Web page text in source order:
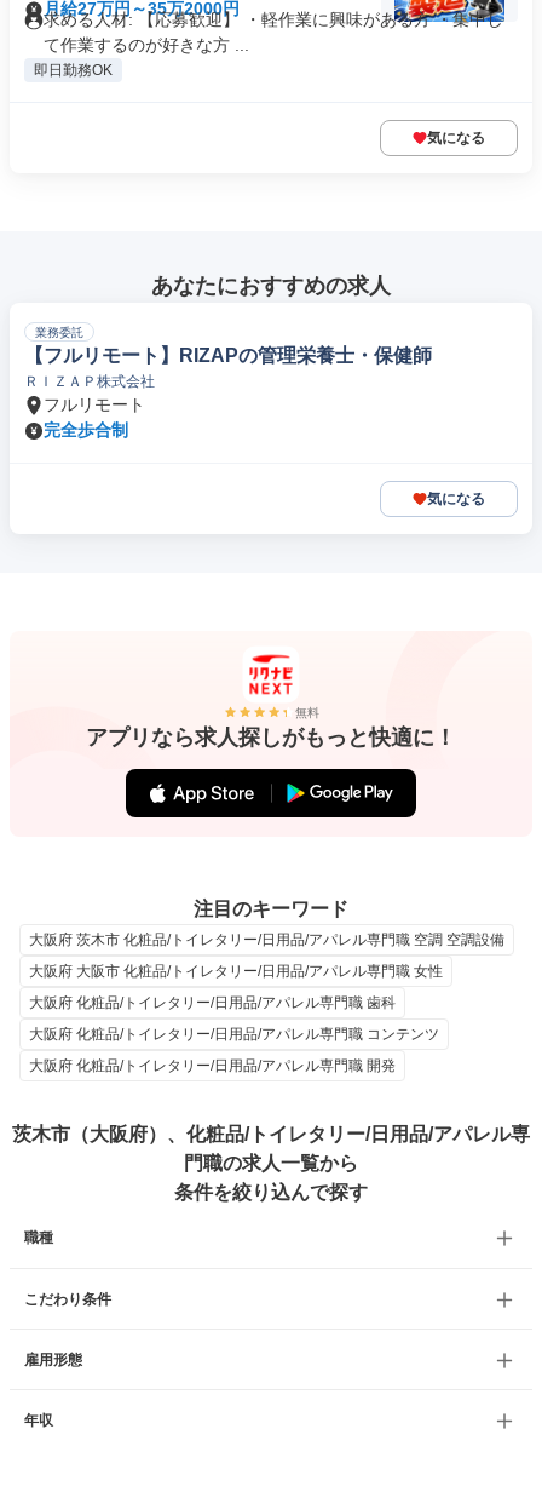
月給27万円～35万2000円
求める人材: 【応募歓迎】 ・軽作業に興味がある方 ・集中し
て作業するのが好きな方 ...
即日勤務OK
気になる
あなたにおすすめの求人
業務委託
【フルリモート】RIZAPの管理栄養士・保健師
ＲＩＺＡＰ株式会社
フルリモート
完全歩合制
気になる
無料
アプリなら求人探しがもっと快適に！
注目のキーワード
大阪府 茨木市 化粧品/トイレタリー/日用品/アパレル専門職 空調 空調設備
大阪府 大阪市 化粧品/トイレタリー/日用品/アパレル専門職 女性
大阪府 化粧品/トイレタリー/日用品/アパレル専門職 歯科
大阪府 化粧品/トイレタリー/日用品/アパレル専門職 コンテンツ
大阪府 化粧品/トイレタリー/日用品/アパレル専門職 開発
茨木市（大阪府）、化粧品/トイレタリー/日用品/アパレル専
門職の求人一覧から
条件を絞り込んで探す
職種
こだわり条件
雇用形態
年収